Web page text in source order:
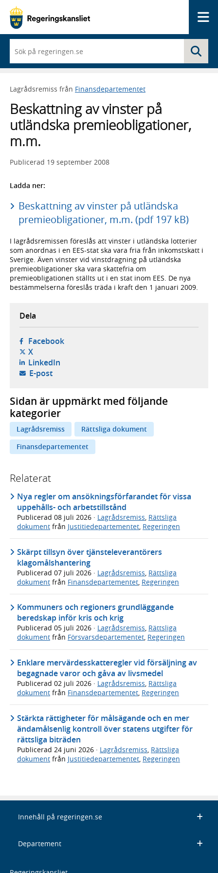
du
börjar
skriva
framträder
lista
med
sökförslag
Lagrådsremiss från Finansdepartementet
Beskattning av vinster på
utländska premieobligationer,
m.m.
Publicerad 19 september 2008
Ladda ner:
Beskattning av vinster på utländska
premieobligationer, m.m. (pdf 197 kB)
I lagrådsremissen föreslås att vinster i utländska lotterier
som anordnas i en EES-stat ska vara fria från inkomstskatt i
Sverige. Även vinster vid vinstdragning på utländska
premieobligationer ska vara skattefria om
premieobligationen ställts ut i en stat inom EES. De nya
bestämmelserna föreslås träda i kraft den 1 januari 2009.
Dela
Facebook- öppnas i ny flik, extern webbplats,
X- öppnas i ny flik, extern webbplats,
LinkedIn- öppnas i ny flik, extern webbplats,
E-post- öppnar din e-postklient,
Sidan är uppmärkt med följande
kategorier
Lagrådsremiss
Rättsliga dokument
Finansdepartementet
Relaterat
Nya regler om ansökningsförfarandet för vissa
uppehålls- och arbetstillstånd
Publicerad 08 juli 2026 · Lagrådsremiss, Rättsliga
dokument från Justitiedepartementet, Regeringen
Skärpt tillsyn över tjänsteleverantörers
klagomålshantering
Publicerad 07 juli 2026 · Lagrådsremiss, Rättsliga
dokument från Finansdepartementet, Regeringen
Kommuners och regioners grundläggande
beredskap inför kris och krig
Publicerad 05 juli 2026 · Lagrådsremiss, Rättsliga
dokument från Försvarsdepartementet, Regeringen
Enklare mervärdesskatteregler vid försäljning av
begagnade varor och gåva av livsmedel
Publicerad 02 juli 2026 · Lagrådsremiss, Rättsliga
dokument från Finansdepartementet, Regeringen
Stärkta rättigheter för målsägande och en mer
ändamålsenlig kontroll över statens utgifter för
rättsliga biträden
Publicerad 24 juni 2026 · Lagrådsremiss Rättsliga
dokument från Justitiedepartementet Regeringen
Innehåll på regeringen.se
Departement